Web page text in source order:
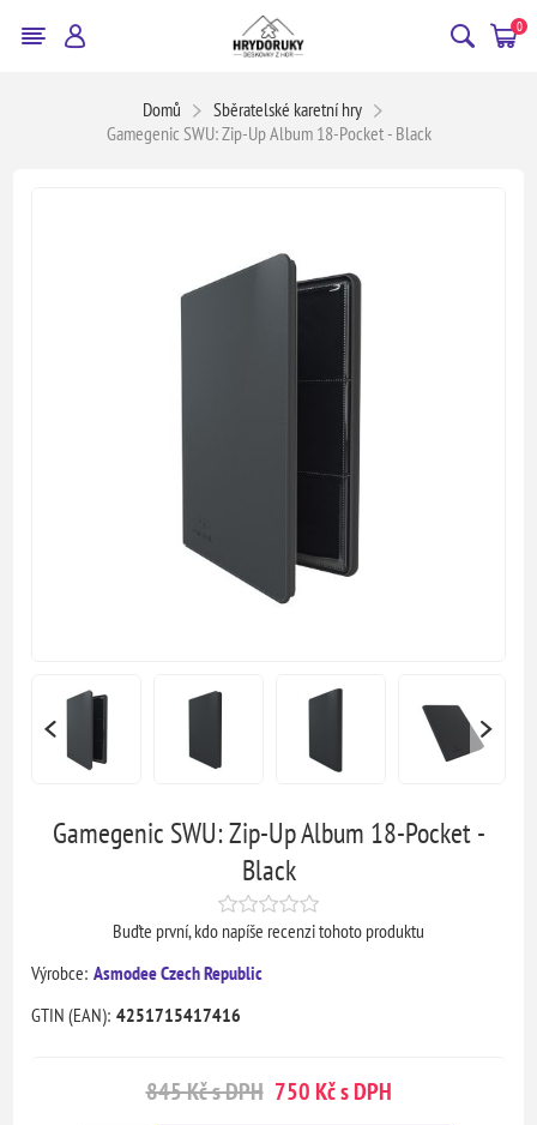
0
Domů
Sběratelské karetní hry
Gamegenic SWU: Zip-Up Album 18-Pocket - Black
Gamegenic SWU: Zip-Up Album 18-Pocket -
Black
Buďte první, kdo napíše recenzi tohoto produktu
Výrobce: Asmodee Czech Republic
GTIN (EAN): 4251715417416
845 Kč s DPH 750 Kč s DPH